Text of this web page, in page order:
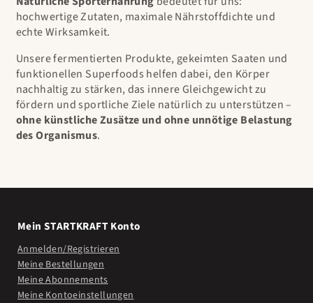
hochwertige Zutaten, maximale Nährstoffdichte und
echte Wirksamkeit.
Unsere fermentierten Produkte, gekeimten Saaten und
funktionellen Superfoods helfen dabei, den Körper
nachhaltig zu stärken, das innere Gleichgewicht zu
fördern und sportliche Ziele natürlich zu unterstützen –
ohne künstliche Zusätze und ohne unnötige Belastung
des Organismus.
Mein STARTKRAFT Konto
Anmelden/Registrieren
Meine Bestellungen
Meine Abonnements
Meine Kontoeinstellungen